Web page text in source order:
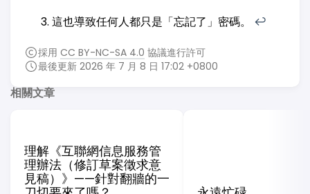
這也導致任何人都只是「忘記了」密碼。 ↩︎
採用 CC BY-NC-SA 4.0 協議進行許可
最後更新 2026 年 7 月 8 日 17:02 +0800
相關文章
理解《互聯網信息服務管
理辦法（修訂草案徵求意
見稿）》——針對翻牆的一